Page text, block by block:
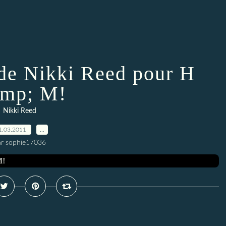
Nikki Reed pour H
M!
Nikki Reed
sophie17036